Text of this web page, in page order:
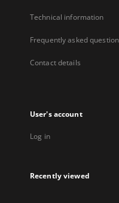
Technical information
Frequently asked
Contact details
User's account
Log in
Recently viewed